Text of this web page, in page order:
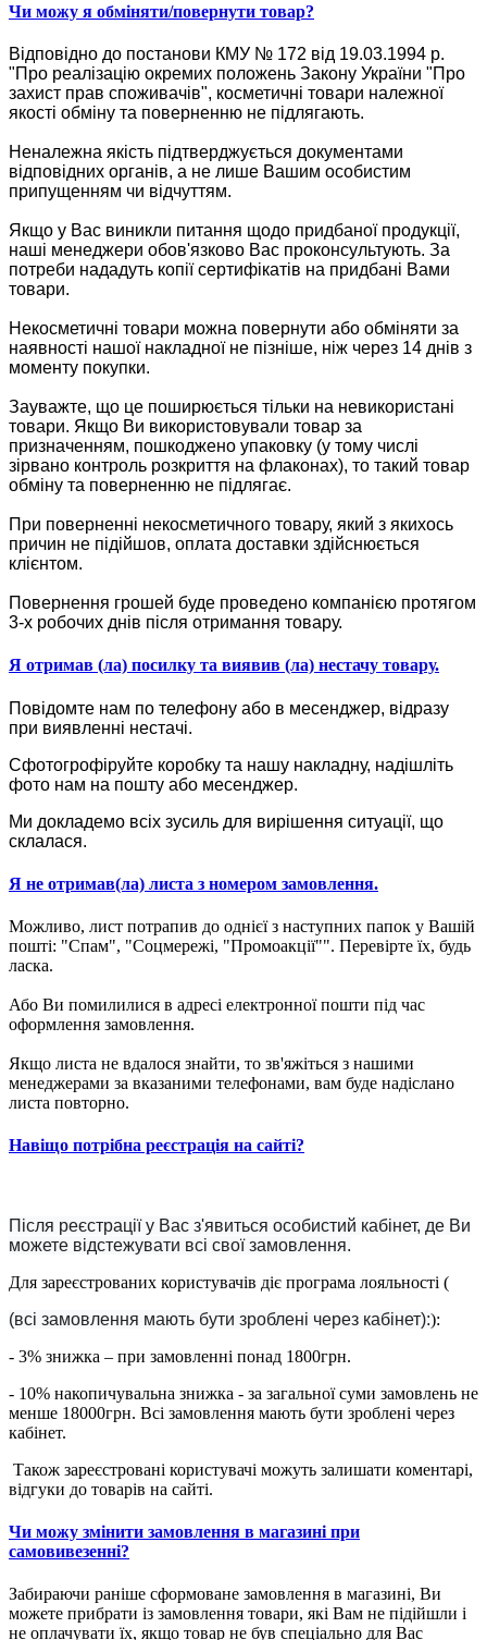
Чи можу я обміняти/повернути товар?
Відповідно до постанови КМУ № 172 від 19.03.1994 р.
"Про реалізацію окремих положень Закону України "Про
захист прав споживачів", косметичні товари належної
якості обміну та поверненню не підлягають.
Неналежна якість підтверджується документами
відповідних органів, а не лише Вашим особистим
припущенням чи відчуттям.
Якщо у Вас виникли питання щодо придбаної продукції,
наші менеджери обов'язково Вас проконсультують. За
потреби нададуть копії сертифікатів на придбані Вами
товари.
Некосметичні товари можна повернути або обміняти за
наявності нашої накладної не пізніше, ніж через 14 днів з
моменту покупки.
Зауважте, що це поширюється тільки на невикористані
товари. Якщо Ви використовували товар за
призначенням, пошкоджено упаковку (у тому числі
зірвано контроль розкриття на флаконах), то такий товар
обміну та поверненню не підлягає.
При поверненні некосметичного товару, який з якихось
причин не підійшов, оплата доставки здійснюється
клієнтом.
Повернення грошей буде проведено компанією протягом
3-х робочих днів після отримання товару.
Я отримав (ла) посилку та виявив (ла) нестачу товару.
Повідомте нам по телефону або в месенджер, відразу
при виявленні нестачі.
Сфотогрофіруйте коробку та нашу накладну, надішліть
фото нам на пошту або месенджер.
Ми докладемо всіх зусиль для вирішення ситуації, що
склалася.
Я не отримав(ла) листа з номером замовлення.
Можливо, лист потрапив до однієї з наступних папок у Вашій
пошті: "Спам", "Соцмережі, "Промоакції"". Перевірте їх, будь
ласка.
Або Ви помилилися в адресі електронної пошти під час
оформлення замовлення.
Якщо листа не вдалося знайти, то зв'яжіться з нашими
менеджерами за вказаними телефонами, вам буде надіслано
листа повторно.
Навіщо потрібна реєстрація на сайті?
Після реєстрації у Вас з'явиться особистий кабінет, де Ви
можете відстежувати всі свої замовлення.
Для зареєстрованих користувачів діє програма лояльності (
(всі замовлення мають бути зроблені через кабінет):):
- 3% знижка – при замовленні понад 1800грн.
- 10% накопичувальна знижка - за загальної суми замовлень не
менше 18000грн. Всі замовлення мають бути зроблені через
кабінет.
Також зареєстровані користувачі можуть залишати коментарі,
відгуки до товарів на сайті.
Чи можу змінити замовлення в магазині при
самовивезенні?
Забираючи раніше сформоване замовлення в магазині, Ви
можете прибрати із замовлення товари, які Вам не підійшли і
не оплачувати їх, якщо товар не був спеціально для Вас